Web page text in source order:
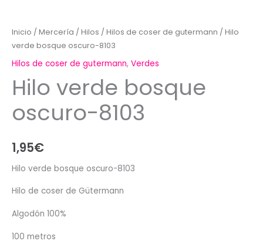
Inicio / Mercería / Hilos / Hilos de coser de gutermann / Hilo
verde bosque oscuro-8103
Hilos de coser de gutermann, Verdes
Hilo verde bosque
oscuro-8103
1,95€
Hilo verde bosque oscuro-8103
Hilo de coser de Gütermann
Algodón 100%
100 metros